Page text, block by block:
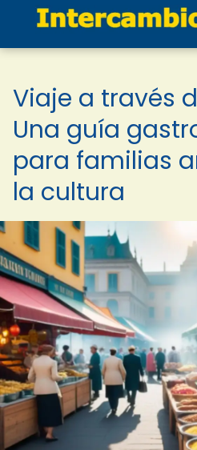
Viaje a través
Una guía
para familias
la cultura